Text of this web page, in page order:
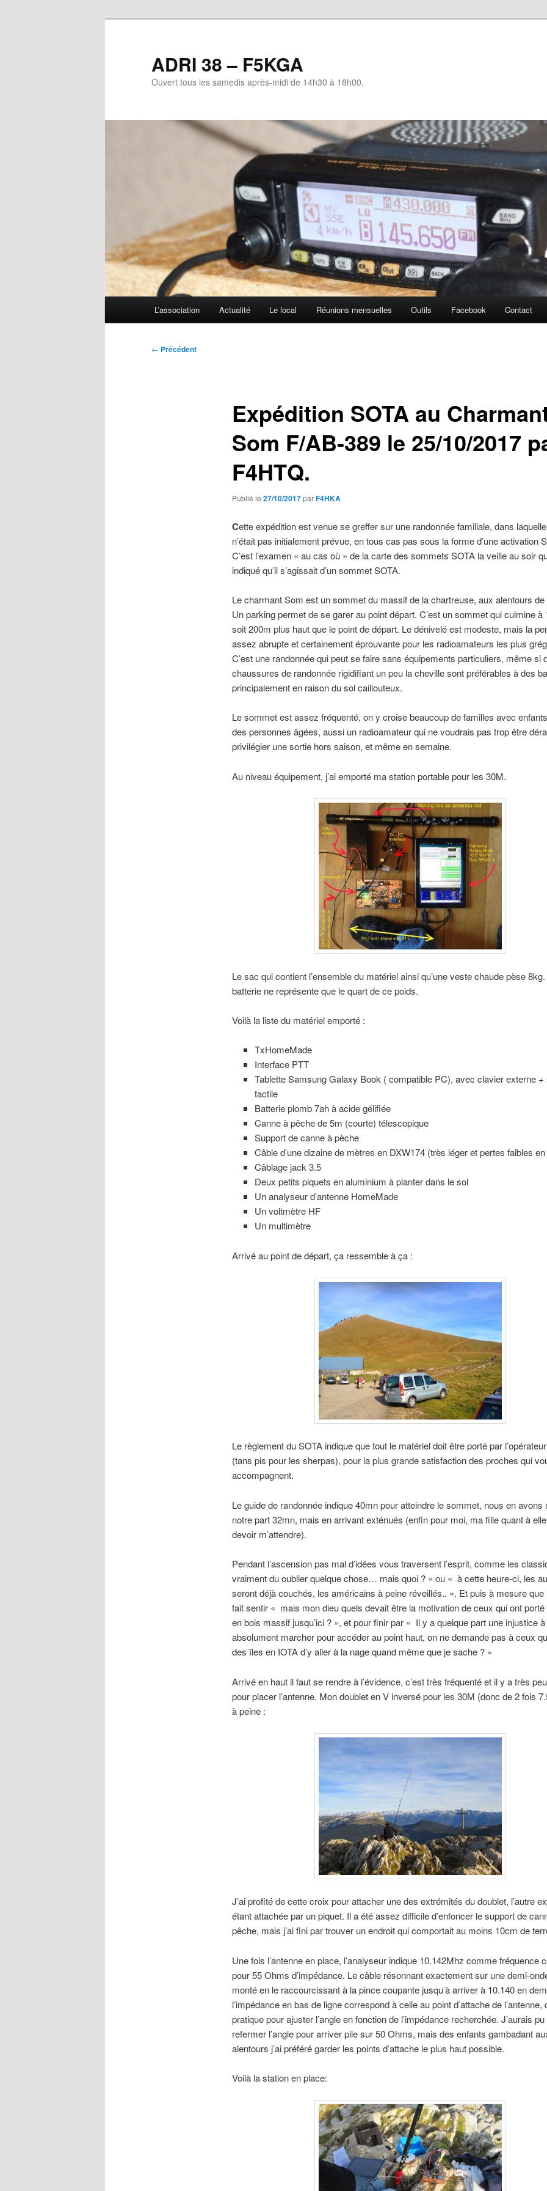
ADRI 38 – F5KGA
Ouvert tous les samedis après-midi de 14h30 à 18h00.
L’association Actualité Le local Réunions mensuelles Outils Facebook Contact
Navigation
← Précédent
Expédition SOTA au
Som F/AB-389 le 25/10/2017
F4HTQ.
Publié le 27/10/2017parF4HKA
Cette expédition est venue se greffer sur une randonnée familiale, dans
n’était pas initialement prévue, en tous cas pas sous la forme d’une activation
C’est l’examen « au cas où » de la carte des sommets SOTA la veille au soir
indiqué qu’il s’agissait d’un sommet SOTA.
Le charmant Som est un sommet du massif de la chartreuse, aux alentours
Un parking permet de se garer au point départ. C’est un sommet qui culmine à
soit 200m plus haut que le point de départ. Le dénivelé est modeste, mais la
assez abrupte et certainement éprouvante pour les radioamateurs les plus
C’est une randonnée qui peut se faire sans équipements particuliers, même si
chaussures de randonnée rigidifiant un peu la cheville sont préférables à des
principalement en raison du sol caillouteux.
Le sommet est assez fréquenté, on y croise beaucoup de familles avec
des personnes âgées, aussi un radioamateur qui ne voudrais pas trop être
privilégier une sortie hors saison, et même en semaine.
Au niveau équipement, j’ai emporté ma station portable pour les 30M.
Le sac qui contient l’ensemble du matériel ainsi qu’une veste chaude pèse
batterie ne représente que le quart de ce poids.
Voilà la liste du matériel emporté :
TxHomeMade
Interface PTT
Tablette Samsung Galaxy Book ( compatible PC), avec clavier externe +
tactile
Batterie plomb 7ah à acide gélifiée
Canne à pêche de 5m (courte) télescopique
Support de canne à pèche
Câble d’une dizaine de mètres en DXW174 (très léger et pertes faibles
Câblage jack 3.5
Deux petits piquets en aluminium à planter dans le sol
Un analyseur d’antenne HomeMade
Un voltmètre HF
Un multimètre
Arrivé au point de départ, ça ressemble à ça :
Le règlement du SOTA indique que tout le matériel doit être porté par
(tans pis pour les sherpas), pour la plus grande satisfaction des proches qui
accompagnent.
Le guide de randonnée indique 40mn pour atteindre le sommet, nous en avons
notre part 32mn, mais en arrivant exténués (enfin pour moi, ma fille quant à
devoir m’attendre).
Pendant l’ascension pas mal d’idées vous traversent l’esprit, comme les
vraiment du oublier quelque chose… mais quoi ? » ou « à cette heure-ci, les
seront déjà couchés, les américains à peine réveillés.. ». Et puis à mesure que
fait sentir « mais mon dieu quels devait être la motivation de ceux qui ont
en bois massif jusqu’ici ? », et pour finir par « Il y a quelque part une injustice
absolument marcher pour accéder au point haut, on ne demande pas à ceux
des îles en IOTA d’y aller à la nage quand même que je sache ? »
Arrivé en haut il faut se rendre à l’évidence, c’est très fréquenté et il y a très
pour placer l’antenne. Mon doublet en V inversé pour les 30M (donc de 2 fois
à peine :
J’ai profité de cette croix pour attacher une des extrémités du doublet, l’autre
étant attachée par un piquet. Il a été assez difficile d’enfoncer le support de
pêche, mais j’ai fini par trouver un endroit qui comportait au moins 10cm de
Une fois l’antenne en place, l’analyseur indique 10.142Mhz comme fréquence
pour 55 Ohms d’impédance. Le câble résonnant exactement sur une demi-
monté en le raccourcissant à la pince coupante jusqu’à arriver à 10.140 en
l’impédance en bas de ligne correspond à celle au point d’attache de l’antenne,
pratique pour ajuster l’angle en fonction de l’impédance recherchée. J’aurais
refermer l’angle pour arriver pile sur 50 Ohms, mais des enfants gambadant
alentours j’ai préféré garder les points d’attache le plus haut possible.
Voilà la station en place: